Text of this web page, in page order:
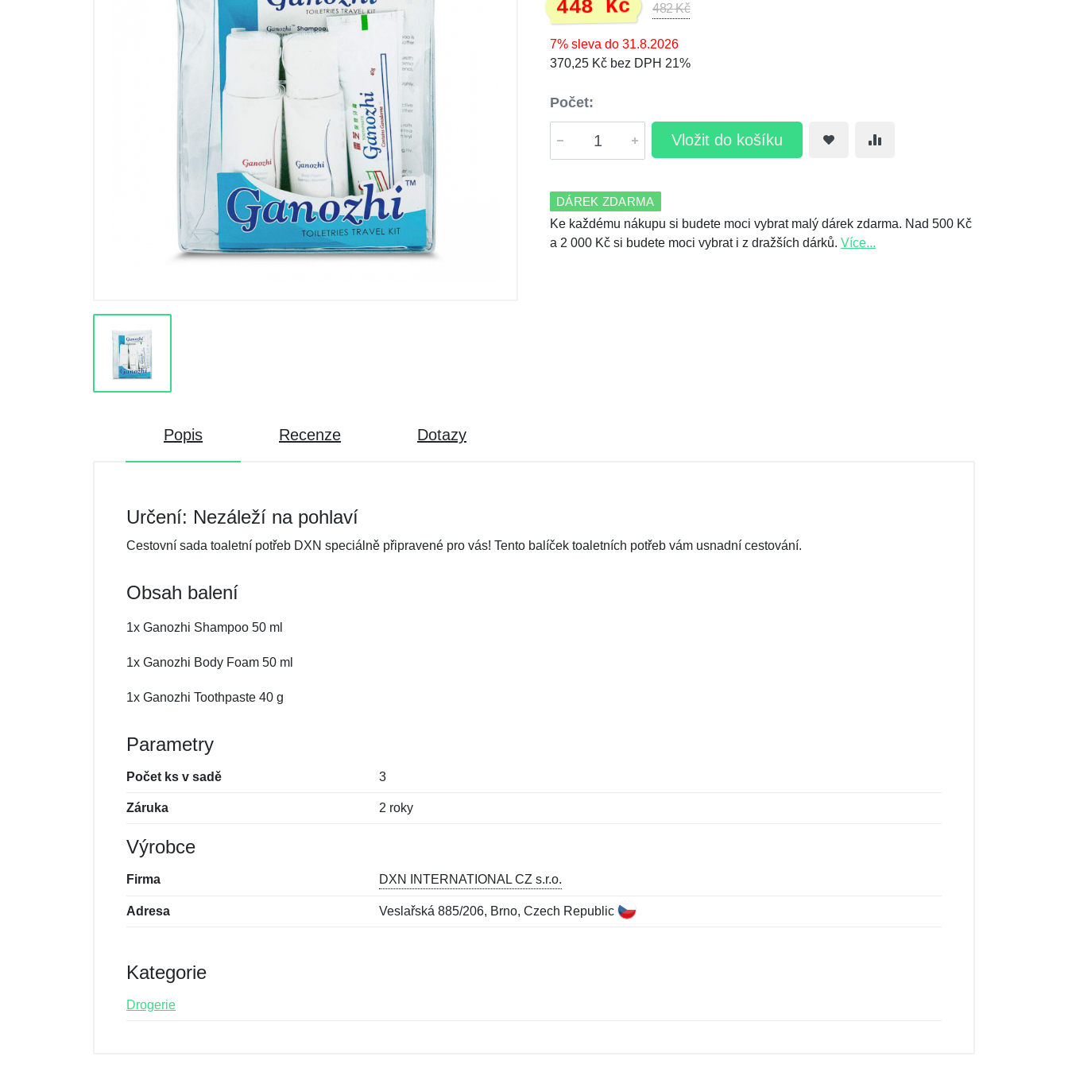
448 Kč 482 Kč
7% sleva do 31.8.2026
370,25 Kč bez DPH 21%
Počet:
Vložit do košíku
DÁREK ZDARMA
Ke každému nákupu si budete moci vybrat malý dárek zdarma. Nad 500 Kč
a 2 000 Kč si budete moci vybrat i z dražších dárků. Více...
Popis Recenze Dotazy
Určení: Nezáleží na pohlaví
Cestovní sada toaletní potřeb DXN speciálně připravené pro vás! Tento balíček toaletních potřeb vám usnadní cestování.
Obsah balení
1x Ganozhi Shampoo 50 ml
1x Ganozhi Body Foam 50 ml
1x Ganozhi Toothpaste 40 g
Parametry
Počet ks v sadě 3
Záruka 2 roky
Výrobce
Firma DXN INTERNATIONAL CZ s.r.o.
Adresa Veslařská 885/206, Brno, Czech Republic
Kategorie
Drogerie